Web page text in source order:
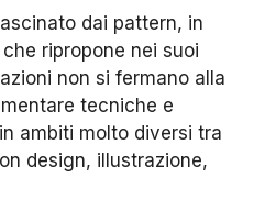
dai pattern, in
ripropone nei suoi
non si fermano alla
tecniche e
ambiti molto diversi tra
design, illustrazione,